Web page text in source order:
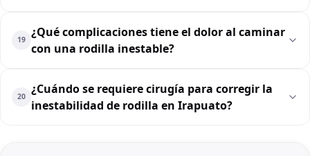
19
¿Qué complicaciones tiene el dolor al caminar
con una rodilla inestable?
20
¿Cuándo se requiere cirugía para corregir la
inestabilidad de rodilla en Irapuato?